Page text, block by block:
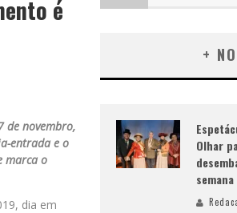
é
de novembro,
entrada e o
marca o
dia em
+
Olhar
semana